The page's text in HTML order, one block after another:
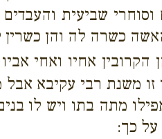
וסוחרי שביעית
כשרה לה והן
הקרובין אחיו ואחי
זו משנת רבי עקיבא
מתה בתו ויש לו
כך: